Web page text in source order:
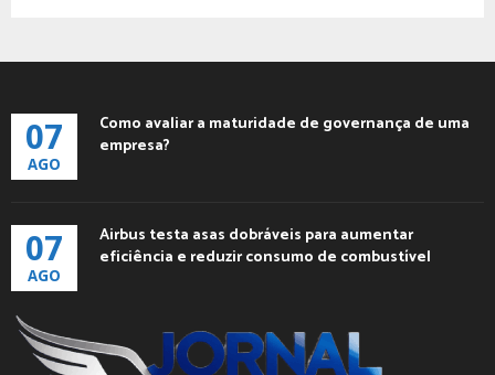
07
AGO
Como avaliar a maturidade de governança de uma
empresa?
07
AGO
Airbus testa asas dobráveis para aumentar
eficiência e reduzir consumo de combustível